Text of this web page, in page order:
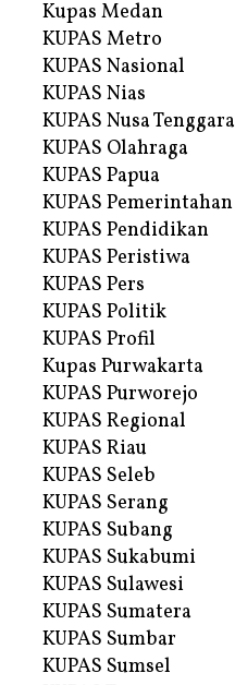
Kupas Medan
KUPAS Metro
KUPAS Nasional
KUPAS Nias
KUPAS Nusa Tenggara
KUPAS Olahraga
KUPAS Papua
KUPAS Pemerintahan
KUPAS Pendidikan
KUPAS Peristiwa
KUPAS Pers
KUPAS Politik
KUPAS Profil
Kupas Purwakarta
KUPAS Purworejo
KUPAS Regional
KUPAS Riau
KUPAS Seleb
KUPAS Serang
KUPAS Subang
KUPAS Sukabumi
KUPAS Sulawesi
KUPAS Sumatera
KUPAS Sumbar
KUPAS Sumsel